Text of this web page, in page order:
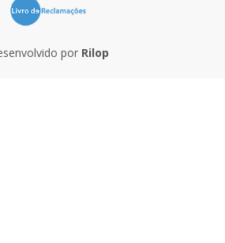
por Rilop